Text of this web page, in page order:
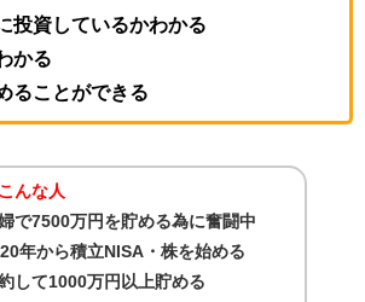
投資しているかわかる
かる
ることができる
んな人
婦で7500万円を貯める為に奮闘中
年から積立NISA・株を始める
約して1000万円以上貯める